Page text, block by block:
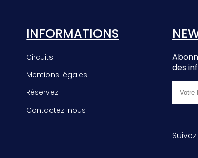
INFORMATIONS
Circuits
Mentions légales
Réservez !
Contactez-nous
des